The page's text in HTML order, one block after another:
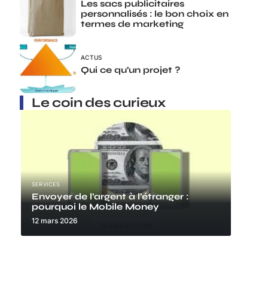
Les sacs publicitaires
personnalisés : le bon choix en
termes de marketing
ACTUS
Qui ce qu’un projet ?
Le coin des curieux
SERVICES
Envoyer de l’argent à l’étranger :
pourquoi le Mobile Money
12 mars 2026